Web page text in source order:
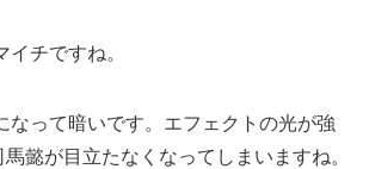
チですね。
って暗いです。エフェクトの光が強
懿が目立たなくなってしまいますね。